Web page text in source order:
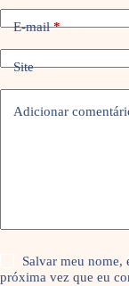
E-mail*
Site
Adicionar
Salvar meu nome,
próxima vez que eu